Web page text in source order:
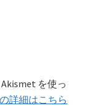
を使っ
詳細はこちら